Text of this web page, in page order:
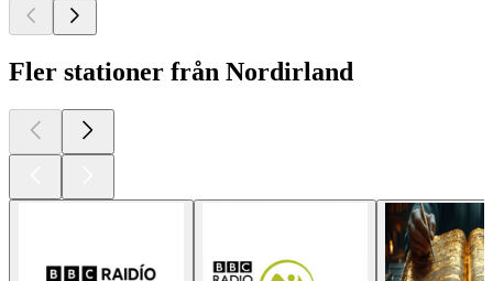
Fler stationer från Nordirland